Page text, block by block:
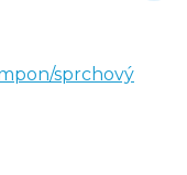
sprchový